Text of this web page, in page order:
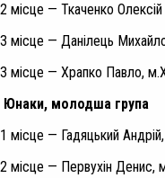
2 місце — Ткаченко Олексій
3 місце — Данілець
3 місце — Храпко Павло,
Юнаки, молодша група
1 місце — Гадяцький
2 місце — Первухін Денис,